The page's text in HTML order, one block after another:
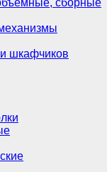
сборные
шкафчиков